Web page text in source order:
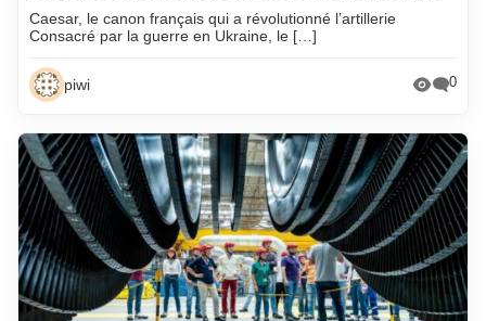
Caesar, le canon français qui a révolutionné l’artillerie
Consacré par la guerre en Ukraine, le […]
piwi 0